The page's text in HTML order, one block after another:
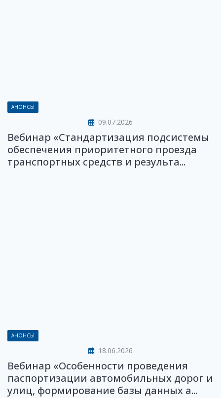
АНОНСЫ
09.07.2026
Вебинар «Стандартизация подсистемы
обеспечения приоритетного проезда
транспортных средств и результа...
АНОНСЫ
18.06.2026
Вебинар «Особенности проведения
паспортизации автомобильных дорог и
улиц, формирование базы данных а...